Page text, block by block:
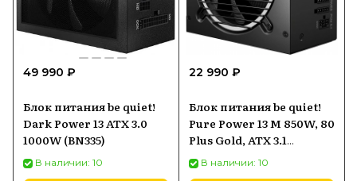
49 990 ₽
Блок питания be quiet!
Dark Power 13 ATX 3.0
1000W (BN335)
В наличии: 10
22 990 ₽
Блок питания be quiet!
Pure Power 13 M 850W, 80
Plus Gold, ATX 3.1
BP027EU
В наличии: 10